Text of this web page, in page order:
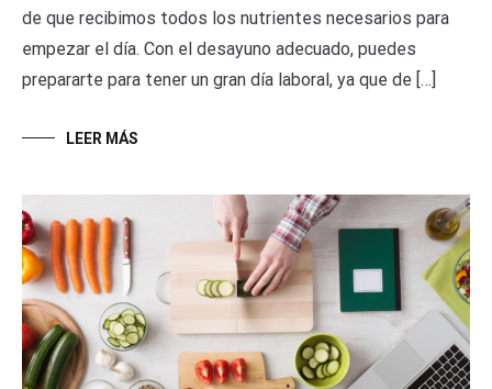
de que recibimos todos los nutrientes necesarios para
empezar el día. Con el desayuno adecuado, puedes
prepararte para tener un gran día laboral, ya que de […]
LEER MÁS